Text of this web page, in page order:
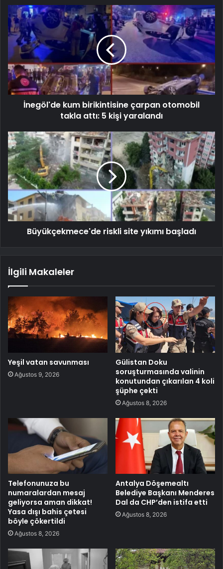
İnegöl'de kum birikintisine çarpan otomobil
takla attı: 5 kişi yaralandı
Büyükçekmece'de riskli site yıkımı başladı
İlgili Makaleler
Yeşil vatan savunması
Ağustos 9, 2026
Gülistan Doku
soruşturmasında valinin
konutundan çıkarılan 4 koli
şüphe çekti
Ağustos 8, 2026
Telefonunuza bu
numaralardan mesaj
geliyorsa aman dikkat!
Yasa dışı bahis çetesi
böyle çökertildi
Ağustos 8, 2026
Antalya Döşemealtı
Belediye Başkanı Menderes
Dal da CHP’den istifa etti
Ağustos 8, 2026